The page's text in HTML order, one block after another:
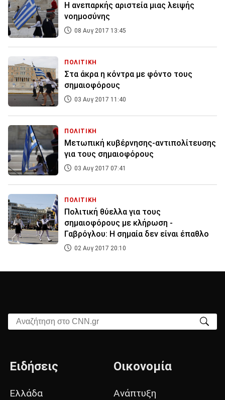
Η ανεπαρκής αριστεία μιας λειψής
νοημοσύνης
08 Αυγ 2017 13:45
ΠΟΛΙΤΙΚΗ
Στα άκρα η κόντρα με φόντο τους
σημαιοφόρους
03 Αυγ 2017 11:40
ΠΟΛΙΤΙΚΗ
Μετωπική κυβέρνησης-αντιπολίτευσης
για τους σημαιοφόρους
03 Αυγ 2017 07:41
ΠΟΛΙΤΙΚΗ
Πολιτική θύελλα για τους
σημαιοφόρους με κλήρωση -
Γαβρόγλου: Η σημαία δεν είναι έπαθλο
02 Αυγ 2017 20:10
Αναζήτηση στο CNN.gr
Ειδήσεις
Ελλάδα
Οικονομία
Ανάπτυξη